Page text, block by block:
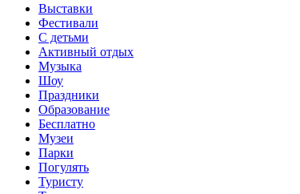
Выставки
Фестивали
С детьми
Активный отдых
Музыка
Шоу
Праздники
Образование
Бесплатно
Музеи
Парки
Погулять
Туристу